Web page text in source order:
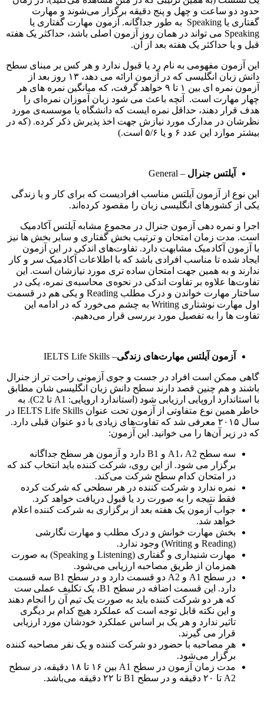
حدود دو ساعت و چهل و پنج دقیقه برگزار می‌شوند و مهارت
گفتاری یا Speaking به طور جداگانه. آزمون مهارت گفتاری یا
Speaking می تواند در همان روز آزمون اصلی باشد، حداکثر یک هفته
قبل و یا حداکثر یک هفته بعد از آن.
این آزمون مفهومی به نام رد یا قبول ندارد و هر کس بر مبنای سطح
دانش زبان انگلیسی که در آزمون ارائه می دهد، ۱۳ روز بعد از
آزمون نمره ای بین ۱ تا ۹ خواهد گرفت، که میانگین نمره های هر
چهار مهارت است. آنچه باعث می شود زبان آموزان نمره‌ای را
هدف قرار دهند، حداقل نمره ایست که دانشگاه یا موسسه‌ی مورد
نظرشان در مدارک مورد نیازش جهت اخذ پذیرش ذکر کرده. (که در
بیشتر موارد این عدد ۶ و یا ۵/۶ است.)
آیلتس جنرال – General
این نوع از آزمون آیلتس مناسب افرادیست که برای کار و یا زندگی
یکی از کشورهای انگلیسی زبان را مقصود کرده‌اند.
اجرا و نمره دهی آزمون جنرال در مجموع مشابه آیلتس آکادمیک
است. مدت زمان امتحان و ترتیب بخش گفتاری و سایر بخش ها نیز
با آزمون آکادمیک مشابهت دارد. تفاوت‌های اندکی در این آزمون
ایجاد شده تا مناسب افرادی باشد که با اطلاعات آکادمیک سر و کار
ندارند و به همین جهت امتحان ساده تری مورد نیازشان است. این
تفاوت‌ها علاوه بر تفاوت اندکی در نحوه‌ی محاسبه‌ی نمره، یکی در
ساختار مهارت خواندن و درک مطلب Reading و یکی هم در قسمت
اول مهارت نوشتاری Writing به چشم می‌خورد که در ادامه این
تفاوت ها را به تفصیل مورد بررسی قرار می‌دهیم.
آزمون آیلتس مهارت‌های زندگی– IELTS Life Skills
گاهی ممکن است افراد در جست و جوی آزمونی راحت تر از جنرال
باشند و هم چنین قصد دارند سطح دانش زبان انگلیسی شان مطابق
با استاندارد اروپایی ارزیابی شود (استاندارد اروپایی: A1 تا C2). به
خاطر همین نوع متفاوتی از آزمون تحت عنوان IELTS Life Skills در
سال ۲۰۱۵ معرفی شد که تفاوت‌های زیادی با دو عنوان قبلی دارد.
که در زیر آن‌ها را می خوانید. این آزمون:
سه سطح A1، A2 و B1 دارد و آزمون هر سطح جداگانه
برگزار می شود. از این روی، شرکت کننده باید انتخاب کند که
در امتحان کدام سطح شرکت می‌کند.
نمره ندارد و شرکت کننده در هر سطحی که شرکت کرده
فقط نتیجه را به صورت رد یا قبول دریافت خواهد کرد.
جواب آزمون یک هفته بعد از برگزاری به شرکت کننده اعلام
خواهد شد.
بخش مهارت خوانش و درک مطلب و مهارت نگارشی
(Reading و Writing) وجود ندارد.
مهارت شنیداری و گفتاری (Listening و Speaking) به صورت
همزمان از طریق مصاحبه ارزیابی می‌شود.
در سطح A1 و A2 دو قسمت دارد و در سطح B1 سه قسمت
دارد. این قسمت اضافه در سطح B1، یک تکلیف عملی ست
که هر دو شرکت کننده باید به صورت یک تیم آن را انجام دهند
و این نکته قابل توجه است که عملکرد هیچ کدام بر دیگری
تاثیر ندارد و هر یک بر اساس عملکرد خودشان مورد ارزیابی
قرار می گیرند.
هر مصاحبه با حضور دو شرکت کننده و یک نفر مصاحبه کننده
برگزار می‌شود.
مدت زمان آزمون در سطح A1 بین ۱۶ تا ۱۸ دقیقه، در سطح
A2 تا ۲۰ دقیقه و در سطح B1 تا ۲۲ دقیقه می‌باشد.